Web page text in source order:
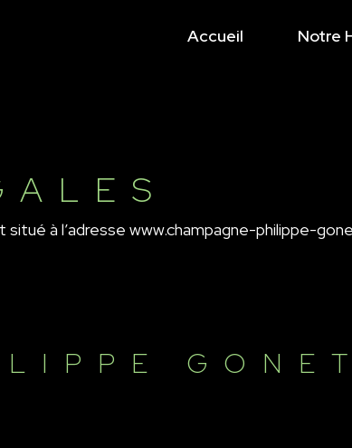
Accueil Notre
à l’adresse www.champagne-philippe-
GONET